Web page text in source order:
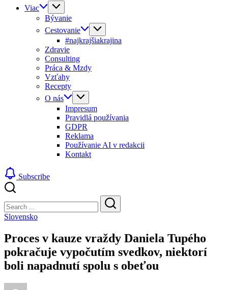
Viac
Bývanie
Cestovanie
#najkrajšiakrajina
Zdravie
Consulting
Práca & Mzdy
Vzťahy
Recepty
O nás
Impresum
Pravidlá používania
GDPR
Reklama
Používanie AI v redakcii
Kontakt
Subscribe
Search
Search
Slovensko
Proces v kauze vraždy Daniela Tupého
pokračuje vypočutím svedkov, niektorí
boli napadnutí spolu s obeťou